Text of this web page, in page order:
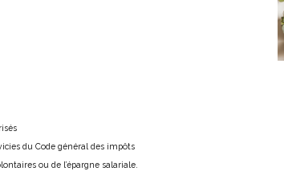
du Code général des impôts
ou de l’épargne salariale.